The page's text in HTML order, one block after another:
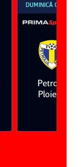
DUMINICĂ 09 AUG,
Petrolul
Ploieşti